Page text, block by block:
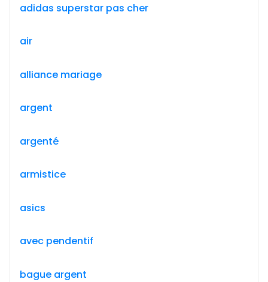
adidas superstar pas cher
air
alliance mariage
argent
argenté
armistice
asics
avec pendentif
bague argent